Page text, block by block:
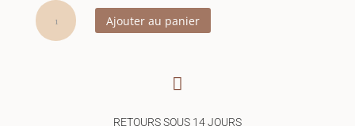
quantité
de
Kit
Ajouter au panier

RETOURS SOUS 14 JOURS